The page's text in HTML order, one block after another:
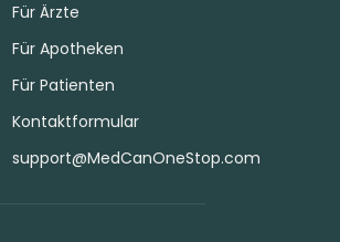
Für Ärzte
Für Apotheken
Für Patienten
Kontaktformular
support@MedCanOneStop.com